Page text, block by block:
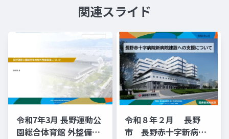
関連スライド
令和7年3月 長野運動公
園総合体育館 外整備事
令和８年２月 長野
市 長野赤十字新病院